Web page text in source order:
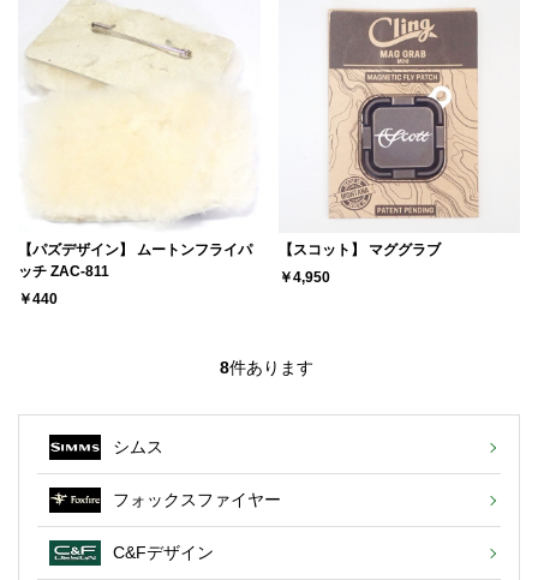
【パズデザイン】 ムートンフライパ
ッチ ZAC-811
￥440
【スコット】 マググラブ
￥4,950
8件あります
シムス
フォックスファイヤー
C&Fデザイン